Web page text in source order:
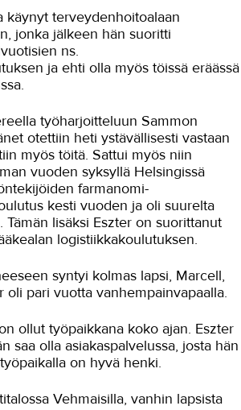
ja kaupan ala
ala ja viestintätekniikka
ja tuotekehitys
kotityö ja välinehuolto
ja terveysala
ja kylmäala
ja työura
käynyt terveydenhoitoalaan
jonka jälkeen hän suoritti
ns.
ja ehti olla myös töissä eräässä
työharjoitteluun Sammon
otettiin heti ystävällisesti vastaan
myös töitä. Sattui myös niin
vuoden syksyllä Helsingissä
farmanomi-
kesti vuoden ja oli suurelta
Tämän lisäksi Eszter on suorittanut
logistiikkakoulutuksen.
syntyi kolmas lapsi, Marcell,
oli pari vuotta vanhempainvapaalla.
ollut työpaikkana koko ajan. Eszter
saa olla asiakaspalvelussa, josta hän
on hyvä henki.
Vehmaisilla, vanhin lapsista